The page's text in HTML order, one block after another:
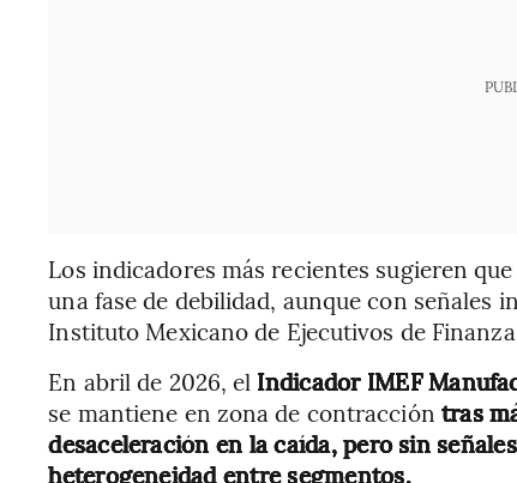
Los indicadores más recientes sugieren
una fase de debilidad, aunque con señales
Instituto Mexicano de Ejecutivos de
En abril de 2026, el Indicador IMEF
se mantiene en zona de contracción tras
desaceleración en la caída, pero sin
heterogeneidad entre segmentos.